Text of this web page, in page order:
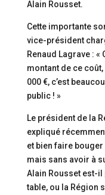
Alain Rousset.
Cette importante
vice-président
Renaud Lagrave : «
montant de ce
000 €, c’est
public ! »
Le président de la
expliqué
et bien faire
mais sans avoir à
Alain Rousset est-il
table, ou la Région